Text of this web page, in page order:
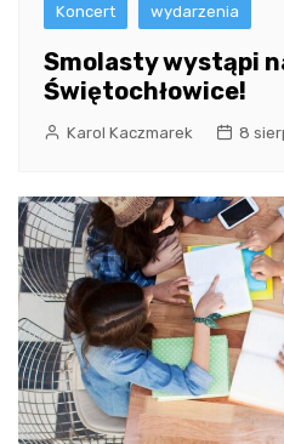
Koncert wydarzenia
Smolasty wystąpi
Świętochłowice!
Karol Kaczmarek 8